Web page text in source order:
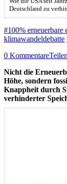
Deutschland zu
#100% erneuerbare
klimawandeldebatte
0 KommentareTeilen
Nicht die
Höhe, sondern
Knappheit durch
verhinderter